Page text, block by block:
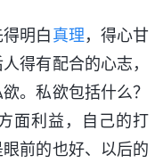
明白真理，得心甘
得有配合的心志，
。私欲包括什么？
面利益，自己的打
前的也好、以后的